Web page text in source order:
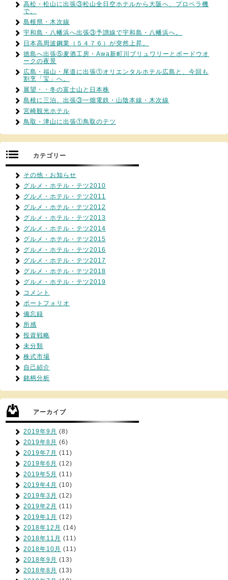
高松・松山に出張③松山全日空ホテルから大阪へ、プロペラ機
で。
島根県・木次線
宇和島・八幡浜へ出張③予讃線で宇和島・八幡浜へ。
日本高周波鋼業（５４７６）が突然上昇。
徳島へ出張⑤麦酒工房・Awa新町川ブリュワリーとボードウオ
ークの夜景
広島・福山・尾道に出張①オリエンタルホテル広島と、今回も
割烹「宝」へ。
展望・・冬の富士山と日本株
島根に三泊、出張③一畑電鉄・山陰本線・木次線
宮崎観光ホテル
鳥取・津山に出張①鳥取のテツ
カテゴリー
その他・お知らせ
グルメ・ホテル・テツ2010
グルメ・ホテル・テツ2011
グルメ・ホテル・テツ2012
グルメ・ホテル・テツ2013
グルメ・ホテル・テツ2014
グルメ・ホテル・テツ2015
グルメ・ホテル・テツ2016
グルメ・ホテル・テツ2017
グルメ・ホテル・テツ2018
グルメ・ホテル・テツ2019
コメント
ポートフォリオ
備忘録
所感
投資戦略
未分類
株式市場
自己紹介
銘柄分析
アーカイブ
2019年9月 (8)
2019年8月 (6)
2019年7月 (11)
2019年6月 (12)
2019年5月 (11)
2019年4月 (10)
2019年3月 (12)
2019年2月 (11)
2019年1月 (12)
2018年12月 (14)
2018年11月 (11)
2018年10月 (11)
2018年9月 (13)
2018年8月 (13)